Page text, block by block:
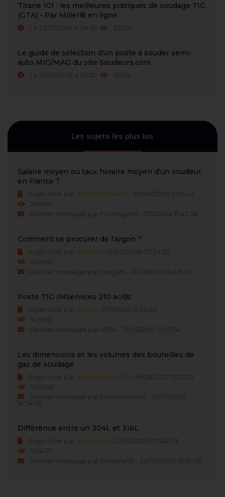
Titane 101 : les meilleures pratiques de soudage TIG
(GTA) - Par Miller® en ligne.
Le 23/07/2019 à 08:47 37950
Le guide de sélection d'un poste à souder semi-
auto MIG/MAG du site Soudeurs.com
Le 28/07/2019 à 05:20 37414
Les sujets les plus lus
Salaire moyen ou taux horaire moyen d'un soudeur
en France ?
Sujet créé par Admin dusweld1 - 19/08/2005 10:15:43
268671
Dernier message par Fromage57 - 17/11/2024 17:42:38
Comment se procurer de l'argon ?
Sujet créé par marco5 - 12/03/2006 07:34:23
145668
Dernier message par tangi29 - 30/08/2011 13:48:20
Poste TIG IMServices 210 ac/dc
Sujet créé par Tof_24 - 11/01/2014 17:49:45
143055
Dernier message par RP26 - 13/03/2021 10:53:54
Les dimensions et les volumes des bouteilles de
gaz de soudage
Sujet créé par Admin dusweld1 - 18/08/2007 12:25:10
108854
Dernier message par julientoulouse - 07/07/2024
14:54:26
Différence entre un 304L et 316L
Sujet créé par asdetrefle - 25/02/2005 17:04:03
105437
Dernier message par philippe79 - 28/02/2005 19:21:08